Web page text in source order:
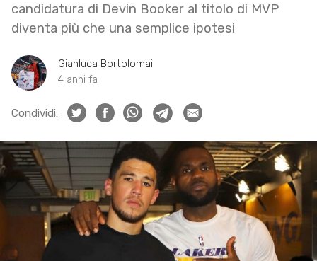
candidatura di Devin Booker al titolo di MVP
diventa più che una semplice ipotesi
Gianluca Bortolomai
4 anni fa
Condividi: